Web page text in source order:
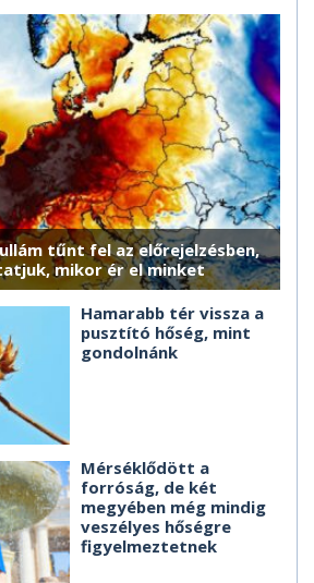
tűnt fel az előrejelzésben,
mikor ér el minket
Hamarabb tér vissza a
pusztító hőség, mint
gondolnánk
Mérséklődött a
forróság, de két
megyében még mindig
veszélyes hőségre
figyelmeztetnek